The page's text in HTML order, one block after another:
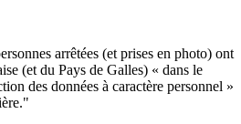
arrêtées (et prises en photo) ont
(et du Pays de Galles) « dans le
des données à caractère personnel »